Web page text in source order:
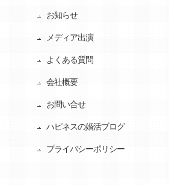
お知らせ
メディア出演
よくある質問
会社概要
お問い合せ
ハピネスの婚活ブログ
プライバシーポリシー